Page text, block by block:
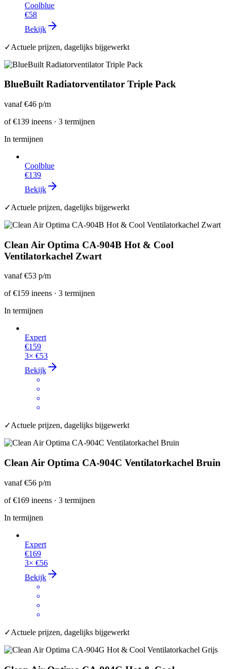
Coolblue
€58
Bekijk
✓Actuele prijzen, dagelijks bijgewerkt
BlueBuilt Radiatorventilator Triple Pack
vanaf€46 p/m
of€139 ineens · 3 termijnen
In termijnen
Coolblue
€139
Bekijk
✓Actuele prijzen, dagelijks bijgewerkt
Clean Air Optima CA-904B Hot & Cool
Ventilatorkachel Zwart
vanaf€53 p/m
of€159 ineens · 3 termijnen
In termijnen
Expert
€159
3× €53
Bekijk
✓Actuele prijzen, dagelijks bijgewerkt
Clean Air Optima CA-904C Ventilatorkachel Bruin
vanaf€56 p/m
of€169 ineens · 3 termijnen
In termijnen
Expert
€169
3× €56
Bekijk
✓Actuele prijzen, dagelijks bijgewerkt